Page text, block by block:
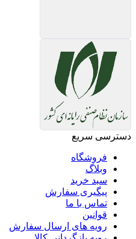
دسترسی سریع
فروشگاه
وبلاگ
سبد خرید
پیگیری سفارش
تماس با ما
قوانین
رویه های ارسال سفارش